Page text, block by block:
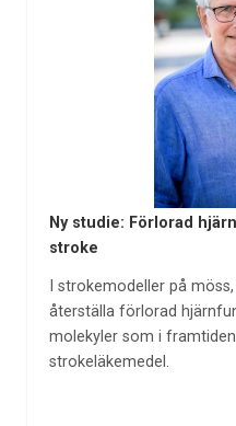
Ny studie: Förlorad
stroke
I strokemodeller på
återställa förlorad
molekyler som i framtiden
strokeläkemedel. ­